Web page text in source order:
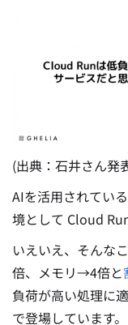
(出典：石井さん発
AIを活用されてい
境として Cloud
いえいえ、そんな
倍、メモリ→4倍と
負荷が高い処理に
で登場しています。